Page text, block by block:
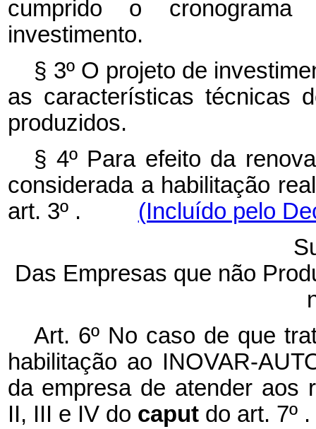
cumprido o
investimento.
§ 3º O projeto de
as características técnicas
produzidos.
§ 4º Para efeito da
considerada a habilitação
art. 3º . (Incluído pelo
Das Empresas que não
Art. 6º No caso de que
habilitação ao INOVAR-
da empresa de atender aos
II, III e IV do caput do art. 7º .